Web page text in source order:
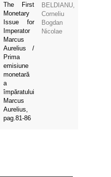
The First
Monetary
Issue for
Imperator
Marcus
Aurelius /
Prima
emisiune
monetară
a
împăratului
Marcus
Aurelius,
pag.81-86
BELDIANU,
Corneliu
Bogdan
Nicolae